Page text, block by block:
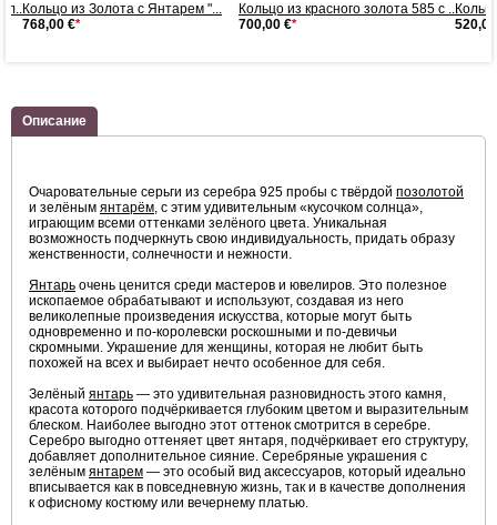
Кольцо из Золота с Янтарем "...
768,00 €*
Кольцо из красного золота 585 с ...
700,00 €*
Описание
Очаровательные серьги из серебра 925 пробы с твёрдой позолотой
и зелёным янтарём, с этим удивительным «кусочком солнца»,
играющим всеми оттенками зелёного цвета. Уникальная
возможность подчеркнуть свою индивидуальность, придать образу
женственности, солнечности и нежности.
Янтарь очень ценится среди мастеров и ювелиров. Это полезное
ископаемое обрабатывают и используют, создавая из него
великолепные произведения искусства, которые могут быть
одновременно и по-королевски роскошными и по-девичьи
скромными. Украшение для женщины, которая не любит быть
похожей на всех и выбирает нечто особенное для себя.
Зелёный янтарь — это удивительная разновидность этого камня,
красота которого подчёркивается глубоким цветом и выразительным
блеском. Наиболее выгодно этот оттенок смотрится в серебре.
Серебро выгодно оттеняет цвет янтаря, подчёркивает его структуру,
добавляет дополнительное сияние. Серебряные украшения с
зелёным янтарем — это особый вид аксессуаров, который идеально
вписывается как в повседневную жизнь, так и в качестве дополнения
к офисному костюму или вечернему платью.